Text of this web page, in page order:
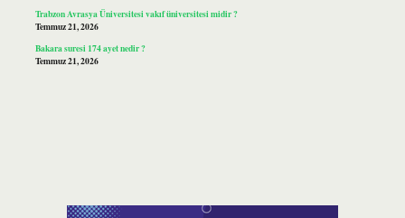
Trabzon Avrasya Üniversitesi vakıf üniversitesi midir ?
Temmuz 21, 2026
Bakara suresi 174 ayet nedir ?
Temmuz 21, 2026